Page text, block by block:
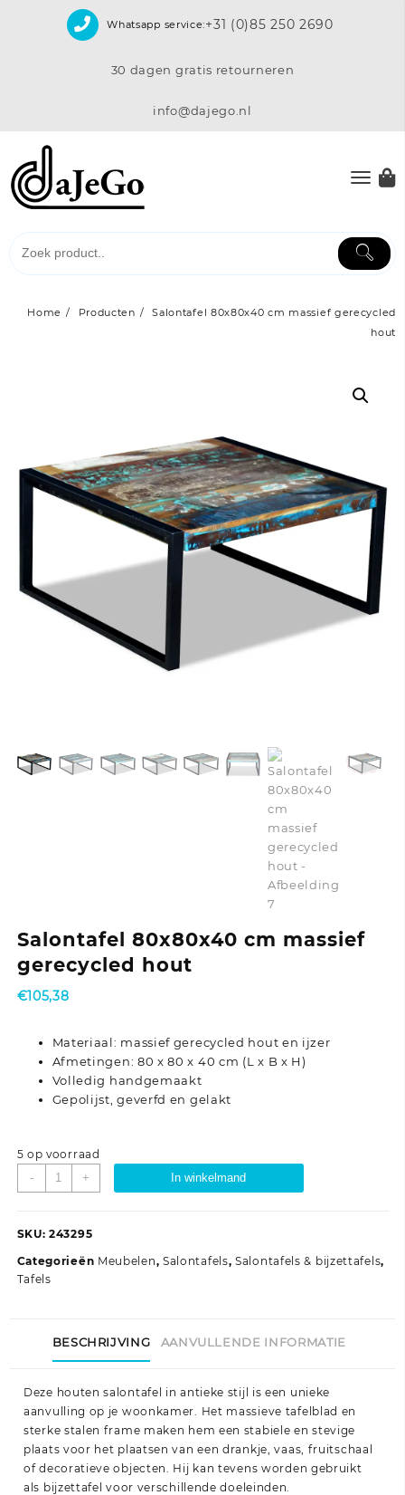
Whatsapp service:+31 (0)85 250 2690
30 dagen gratis retourneren
info@dajego.nl
Home Producten
Salontafel 80x80x40 cm massief gerecycled
hout
Salontafel 80x80x40 cm massief
gerecycled hout
€105,38
Materiaal: massief gerecycled hout en ijzer
Afmetingen: 80 x 80 x 40 cm (L x B x H)
Volledig handgemaakt
Gepolijst, geverfd en gelakt
5 op voorraad
-
Salontafel
80x80x40
massief
hout
aantal
+ In winkelmand
SKU: 243295
Categorieën Meubelen, Salontafels,Salontafels & bijzettafels,
Tafels
BESCHRIJVING AANVULLENDE INFORMATIE
Deze houten salontafel in antieke stijl is een unieke
aanvulling op je woonkamer. Het massieve tafelblad en
sterke stalen frame maken hem een stabiele en stevige
plaats voor het plaatsen van een drankje, vaas, fruitschaal
of decoratieve objecten. Hij kan tevens worden gebruikt
als bijzettafel voor verschillende doeleinden.